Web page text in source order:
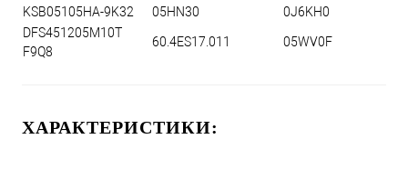
KSB05105HA-9K32 05HN30
0J6KH0
DFS451205M10T
F9Q8
60.4ES17.011 05WV0F
ХАРАКТЕРИСТИКИ: